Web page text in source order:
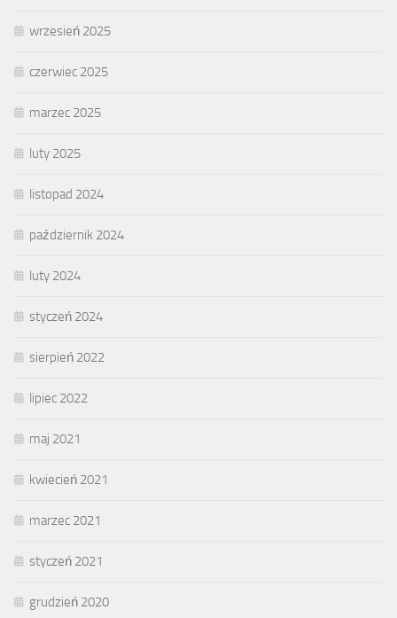
wrzesień 2025
czerwiec 2025
marzec 2025
luty 2025
listopad 2024
październik 2024
luty 2024
styczeń 2024
sierpień 2022
lipiec 2022
maj 2021
kwiecień 2021
marzec 2021
styczeń 2021
grudzień 2020